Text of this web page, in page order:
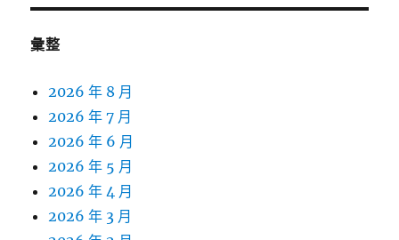
彙整
2026 年 8 月
2026 年 7 月
2026 年 6 月
2026 年 5 月
2026 年 4 月
2026 年 3 月